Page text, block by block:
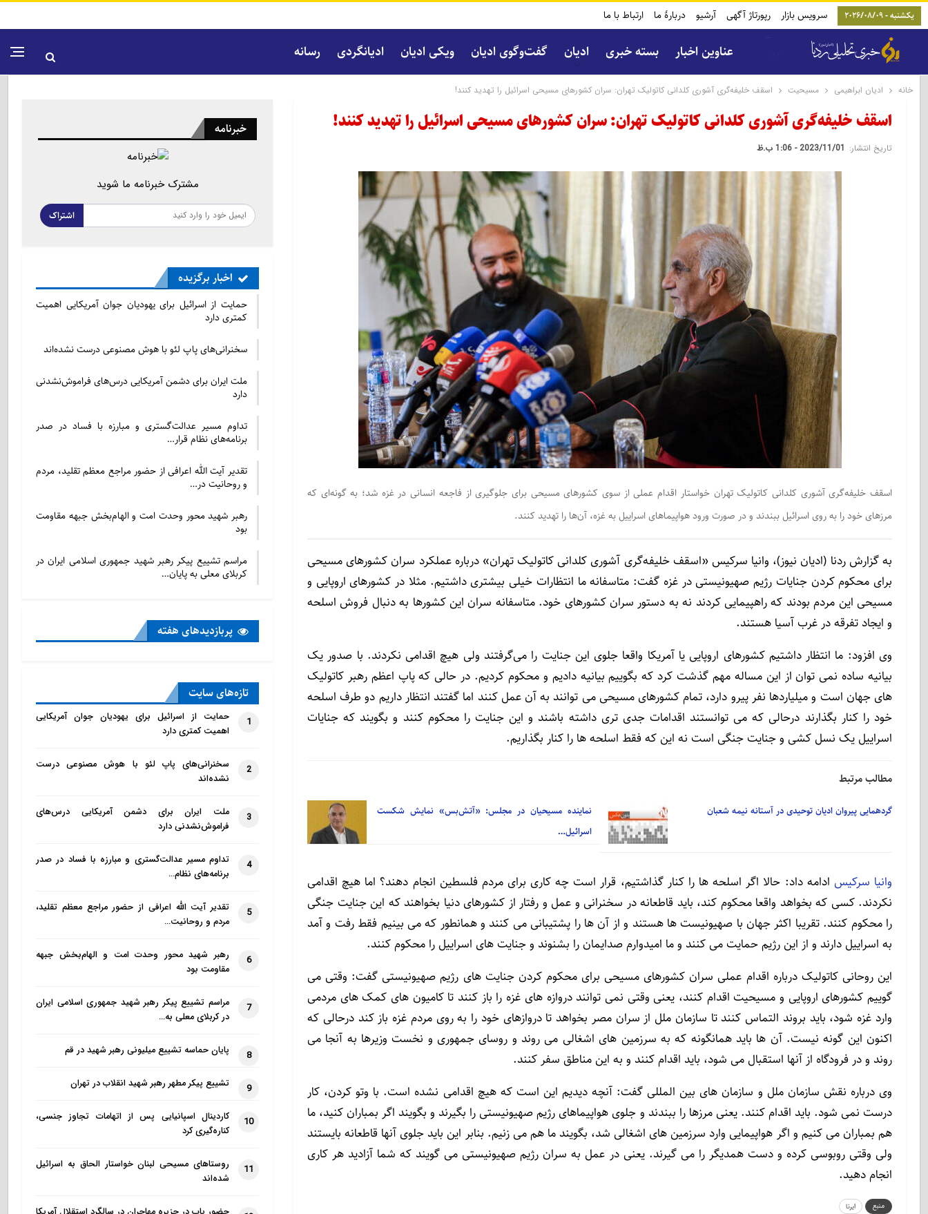
یکشنبه - 2026/08/09 سرویس بازار رپورتاژ آگهی آرشیو دربارۀ ما ارتباط با ما
عناوین اخبار بسته خبری ادیان گفت‌و‌گوی ادیان ویکی ادیان ادیانگردی رسانه
خانه ادیان ابراهیمی مسیحیت اسقف خلیفه‌گری آشوری کلدانی کاتولیک تهران: سران کشورهای مسیحی اسرائیل را تهدید کنند!
اسقف خلیفه‌گری آشوری کلدانی کاتولیک تهران: سران کشورهای مسیحی اسرائیل را تهدید کنند!
تاریخ انتشار: 2023/11/01 - 1:06 ب.ظ
اسقف خلیفه‌گری آشوری کلدانی کاتولیک تهران خواستار اقدام عملی از سوی کشورهای مسیحی برای جلوگیری از فاجعه انسانی در غزه شد؛ به گونه‌ای که
مرزهای خود را به روی اسرائیل ببندند و در صورت ورود هواپیماهای اسراییل به غزه، آن‌ها را تهدید کنند.
به گزارش ردنا (ادیان نیوز)، وانیا سرکیس «اسقف خلیفه‌گری آشوری کلدانی کاتولیک تهران» درباره عملکرد سران کشورهای مسیحی
برای محکوم کردن جنایات رژیم صهیونیستی در غزه گفت: متاسفانه ما انتظارات خیلی بیشتری داشتیم. مثلا در کشورهای اروپایی و
مسیحی این مردم بودند که راهپیمایی کردند نه به دستور سران کشورهای خود. متاسفانه سران این کشورها به دنبال فروش اسلحه
و ایجاد تفرقه در غرب آسیا هستند.
وی افزود: ما انتظار داشتیم کشورهای اروپایی یا آمریکا واقعا جلوی این جنایت را می‌گرفتند ولی هیچ اقدامی نکردند. با صدور یک
بیانیه ساده نمی توان از این مساله مهم گذشت کرد که بگوییم بیانیه دادیم و محکوم کردیم. در حالی که پاپ اعظم رهبر کاتولیک
های جهان است و میلیاردها نفر پیرو دارد، تمام کشورهای مسیحی می توانند به آن عمل کنند اما گفتند انتظار داریم دو طرف اسلحه
خود را کنار بگذارند درحالی که می توانستند اقدامات جدی تری داشته باشند و این جنایت را محکوم کنند و بگویند که جنایات
اسراییل یک نسل کشی و جنایت جنگی است نه این که فقط اسلحه ها را کنار بگذاریم.
مطالب مرتبط
گردهمایی پیروان ادیان توحیدی در آستانه نیمه شعبان
نماینده مسیحیان در مجلس: «آتش‌بس» نمایش شکست
اسرائیل…
وانیا سرکیس ادامه داد: حالا اگر اسلحه ها را کنار گذاشتیم، قرار است چه کاری برای مردم فلسطین انجام دهند؟ اما هیچ اقدامی
نکردند. کسی که بخواهد واقعا محکوم کند، باید قاطعانه در سخنرانی و عمل و رفتار از کشورهای دنیا بخواهند که این جنایت جنگی
را محکوم کنند. تقریبا اکثر جهان با صهیونیست ها هستند و از آن ها را پشتیبانی می کنند و همانطور که می بینیم فقط رفت و آمد
به اسراییل دارند و از این رژیم حمایت می کنند و ما امیدوارم صدایمان را بشنوند و جنایت های اسراییل را محکوم کنند.
این روحانی کاتولیک درباره اقدام عملی سران کشورهای مسیحی برای محکوم کردن جنایت های رژیم صهیونیستی گفت: وقتی می
گوییم کشورهای اروپایی و مسیحیت اقدام کنند، یعنی وقتی نمی توانند دروازه های غزه را باز کنند تا کامیون های کمک های مردمی
وارد غزه شود، باید بروند التماس کنند تا سازمان ملل از سران مصر بخواهد تا دروازهای خود را به روی مردم غزه باز کند درحالی که
اکنون این گونه نیست. آن ها باید همانگونه که به سرزمین های اشغالی می روند و روسای جمهوری و نخست وزیرها به آنجا می
روند و در فرودگاه از آنها استقبال می شود، باید اقدام کنند و به این مناطق سفر کنند.
وی درباره نقش سازمان ملل و سازمان های بین المللی گفت: آنچه دیدیم این است که هیچ اقدامی نشده است. با وتو کردن، کار
درست نمی شود. باید اقدام کنند. یعنی مرزها را ببندند و جلوی هواپیماهای رژیم صهیونیستی را بگیرند و بگویند اگر بمباران کنید، ما
هم بمباران می کنیم و اگر هواپیمایی وارد سرزمین های اشغالی شد، بگویند ما هم می زنیم. بنابر این باید جلوی آنها قاطعانه بایستند
ولی وقتی روبوسی کرده و دست همدیگر را می گیرند. یعنی در عمل به سران رژیم صهیونیستی می گویند که شما آزادید هر کاری
انجام دهید.
منبع
ایرنا
خبرنامه
مشترک خبرنامه ما شوید
اشتراک
اخبار برگزیده
حمایت از اسرائیل برای یهودیان جوان آمریکایی اهمیت
کمتری دارد
سخنرانی‌های پاپ لئو با هوش مصنوعی درست نشده‌اند
ملت ایران برای دشمن آمریکایی درس‌های فراموش‌نشدنی
دارد
تداوم مسیر عدالت‌گستری و مبارزه با فساد در صدر
برنامه‌های نظام قرار…
تقدیر آیت الله اعرافی از حضور مراجع معظم تقلید، مردم
و روحانیت در…
رهبر شهید محور وحدت امت و الهام‌بخش جبهه مقاومت
بود
مراسم تشییع پیکر رهبر شهید جمهوری اسلامی ایران در
کربلای معلی به پایان…
پربازدید‌های هفته
تازه‌‌های سایت
1
حمایت از اسرائیل برای یهودیان جوان آمریکایی
اهمیت کمتری دارد
2
سخنرانی‌های پاپ لئو با هوش مصنوعی درست
نشده‌اند
3
ملت ایران برای دشمن آمریکایی درس‌های
فراموش‌نشدنی دارد
4
تداوم مسیر عدالت‌گستری و مبارزه با فساد در صدر
برنامه‌های نظام…
5
تقدیر آیت الله اعرافی از حضور مراجع معظم تقلید،
مردم و روحانیت…
6
رهبر شهید محور وحدت امت و الهام‌بخش جبهه
مقاومت بود
7
مراسم تشییع پیکر رهبر شهید جمهوری اسلامی ایران
در کربلای معلی به…
8 پایان حماسه تشییع میلیونی رهبر شهید در قم
9 تشییع پیکر مطهر رهبر شهید انقلاب در تهران
10
کاردینال اسپانیایی پس از اتهامات تجاوز جنسی،
کناره‌گیری کرد
11
روستاهای مسیحی لبنان خواستار الحاق به اسرائیل
شده‌اند